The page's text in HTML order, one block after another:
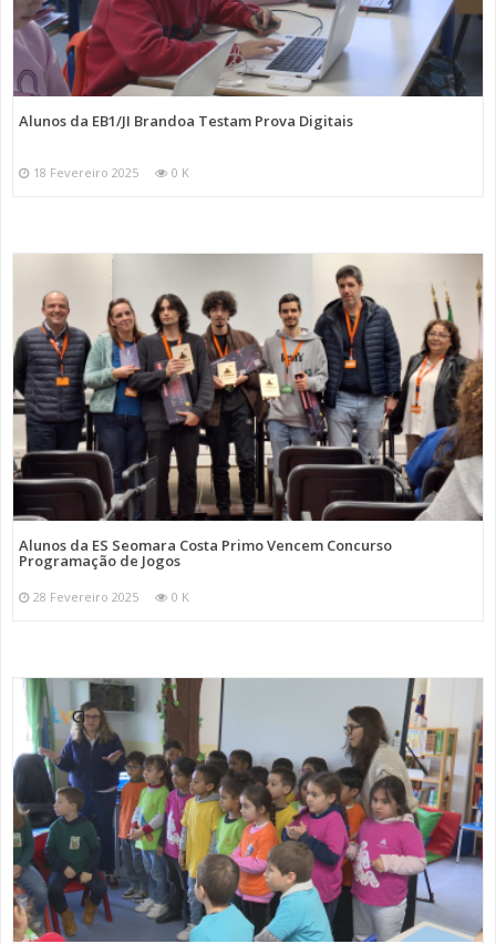
Alunos da EB1/JI Brandoa Testam Prova Digitais
18 Fevereiro 2025 0 K
Alunos da ES Seomara Costa Primo Vencem Concurso
Programação de Jogos
28 Fevereiro 2025 0 K